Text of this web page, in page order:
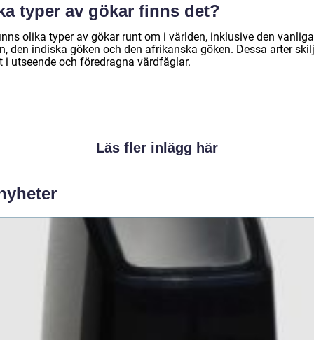
typer av gökar finns det?
olika typer av gökar runt om i världen, inklusive den vanliga
den indiska göken och den afrikanska göken. Dessa arter
i utseende och föredragna värdfåglar.
Läs fler inlägg här